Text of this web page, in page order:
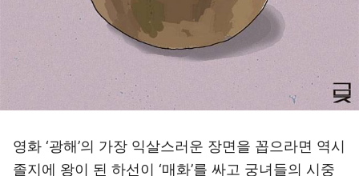
영화 ‘광해’의 가장 익살스러운 장면을 꼽으라면 역시
졸지에 왕이 된 하선이 ‘매화’를 싸고 궁녀들의 시중